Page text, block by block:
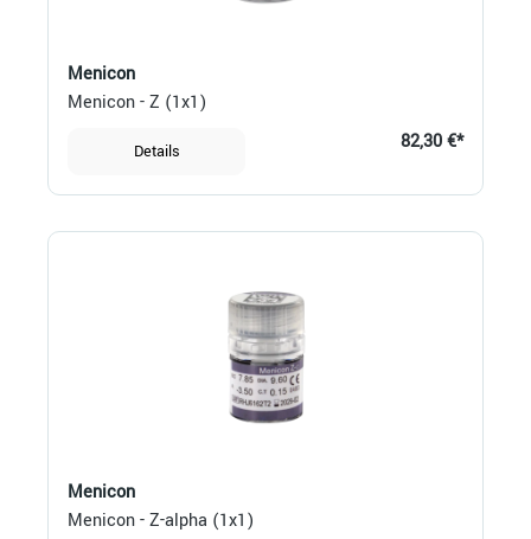
Menicon
Menicon - Z (1x1)
Details 82,30 €*
Menicon
Menicon - Z-alpha (1x1)